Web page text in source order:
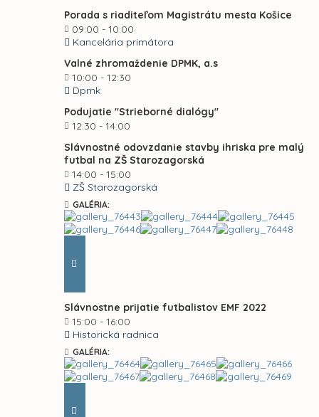
Porada s riaditeľom Magistrátu mesta Košice
09:00 - 10:00
Kancelária primátora
Valné zhromaždenie DPMK, a.s
10:00 - 12:30
Dpmk
Podujatie "Strieborné dialógy"
12:30 - 14:00
Slávnostné odovzdanie stavby ihriska pre malý
futbal na ZŠ Starozagorská
14:00 - 15:00
ZŠ Starozagorská
GALÉRIA:
Slávnostne prijatie futbalistov EMF 2022
15:00 - 16:00
Historická radnica
GALÉRIA: